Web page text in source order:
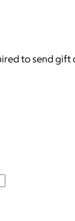
to send gift